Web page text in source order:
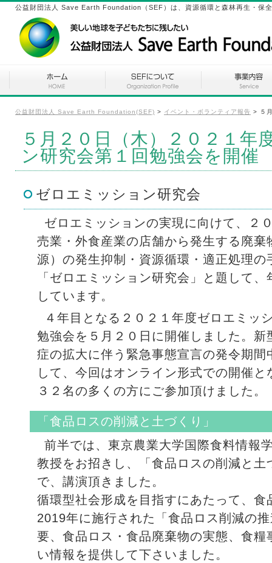
公益財団法人 Save Earth Foundation（SEF）は、資源循環と森林再生・保
公益財団法人 Save Earth Foundation(SEF) > イベント・ボランティア報告 > ５
５月２０日（木）２０２１年
ン研究会第１回勉強会を開催
ゼロエミッション研究会
ゼロエミッションの実現に向けて、２
売業・外食産業の店舗から発生する廃棄
源）の発生抑制・資源循環・適正処理の
「ゼロエミッション研究会」と題して
しています。
４年目となる２０２１年度ゼロエミッ
勉強会を５月２０日に開催しました。新
症の拡大に伴う緊急事態宣言の発令期間
して、今回はオンライン形式での開催
３２名の多くの方にご参加頂けました。
「食品ロスの削減と土づくり」
前半では、東京農業大学国際食料情報
教授をお招きし、「食品ロスの削減と土
で、講演頂きました。
循環型社会形成を目指すにあたって、食
2019年に施行された「食品ロス削減の
要、食品ロス・食品廃棄物の実態、食糧
い情報を提供して下さいました。